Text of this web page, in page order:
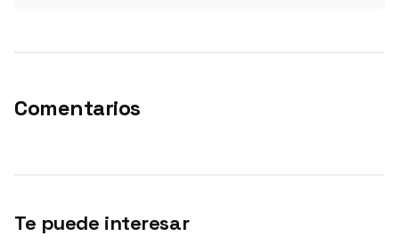
Comentarios
Te puede interesar